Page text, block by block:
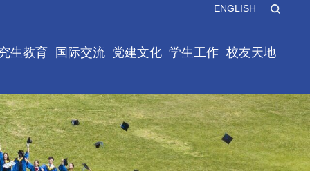
ENGLISH
生教育 国际交流 党建文化 学生工作 校友天地